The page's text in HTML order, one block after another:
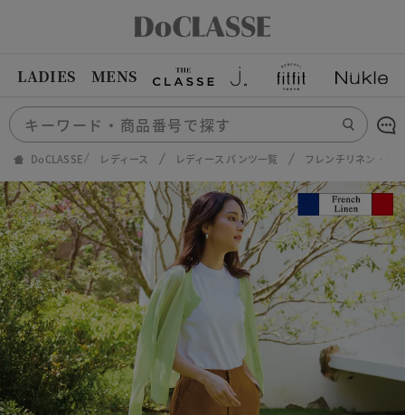
LADIES MENS
DoCLASSE レディース レディース パンツ一覧 フレンチリネン・ワ